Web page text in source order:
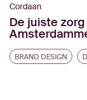
Cordaan
De juiste
BRAND DESIGN